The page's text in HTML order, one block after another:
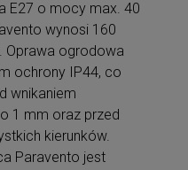
E27 o mocy max. 40
wynosi 160
Oprawa ogrodowa
ochrony IP44, co
wnikaniem
1 mm oraz przed
kierunków.
Paravento jest